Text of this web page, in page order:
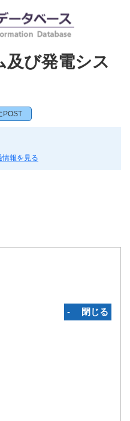
及び発電シス
POST
情報を見る
‐ 閉じる